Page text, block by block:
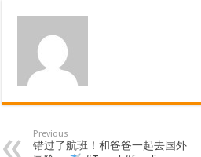
Previous
错过了航班！和爸爸一起去国外